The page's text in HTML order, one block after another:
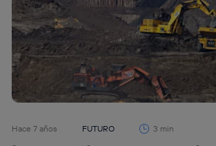
Hace 7 años FUTURO 3 min